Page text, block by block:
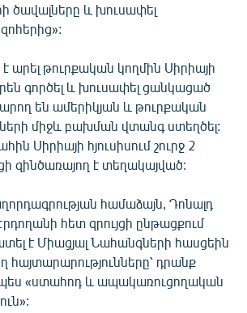
ծավալները և խուսափել
արել թուրքական կողմին Սիրիայի
գործել և խուսափել ցանկացած
են ամերիկյան և թուրքական
միջև բախման վտանգ ստեղծել:
Սիրիայի հյուսիսում շուրջ 2
զինծառայող է տեղակայված:
համաձայն, Դոնալդ
հետ զրույցի ընթացքում
է Միացյալ Նահանգների հասցեին
հայտարարությունները՝ դրանք
«ստահոդ և ապակառուցողական